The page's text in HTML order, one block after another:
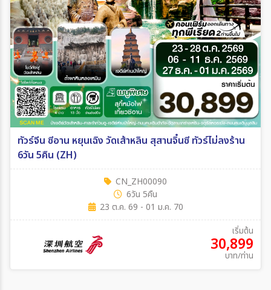
ทัวร์จีน ซีอาน หยุนเฉิง วัดเส้าหลิน สุสานจิ๋นซี ทัวร์ไม่ลงร้าน
6วัน 5คืน (ZH)
CN_ZH00090
6วัน 5คืน
23 ต.ค. 69 - 01 ม.ค. 70
เริ่มต้น
30,899
บาท/ท่าน